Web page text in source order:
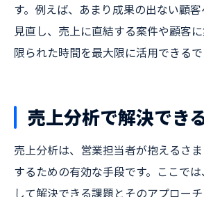
す。例えば、あまり成果の出ない顧
見直し、売上に直結する案件や顧客に
限られた時間を最大限に活用できるで
売上分析で解決でき
売上分析は、営業担当者が抱えるさ
するための有効な手段です。ここで
して解決できる課題とそのアプロー